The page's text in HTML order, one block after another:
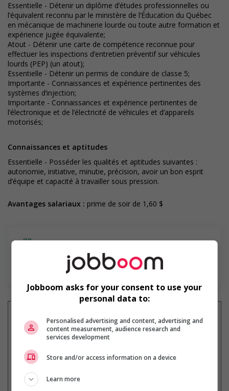
Essentielle - Détenir un diplôme d’études professionnelles ou
l’équivalent reconnu par le ministère de l’Éducation du Québec
en mécanique de machinerie lourde ou toute autre formation et
expérience jugée équivalente;
Atout - Détenir une carte de compétence reconnue pour
effectuer les inspections d’entretien préventif sur véhicules
lourds (PEP) (un atout);
Essentielle - Détenir un permis de conduire de classe 5;
Importante - Connaissances et expérience pertinentes des
systèmes d’injection;
Importante - Connaissances et expérience pertinentes de
l’électronique et de l’électricité de véhicules et d’appareils
motorisés;
Connaissances et aptitudes
Essentielle - Posséder les qualités et aptitudes suivantes :
autonomie, initiative, minutie, précision, avoir un bon esprit
d’équipe et capacité à travailler sous pression.
Avantages salariaux : prime de soir de 1,60 $
Recevez lesemplois similaires
Jobboom asks for your consent to use your
personal data to:
Personalised advertising and content, advertising and
content measurement, audience research and
services development
Store and/or access information on a device
Learn more